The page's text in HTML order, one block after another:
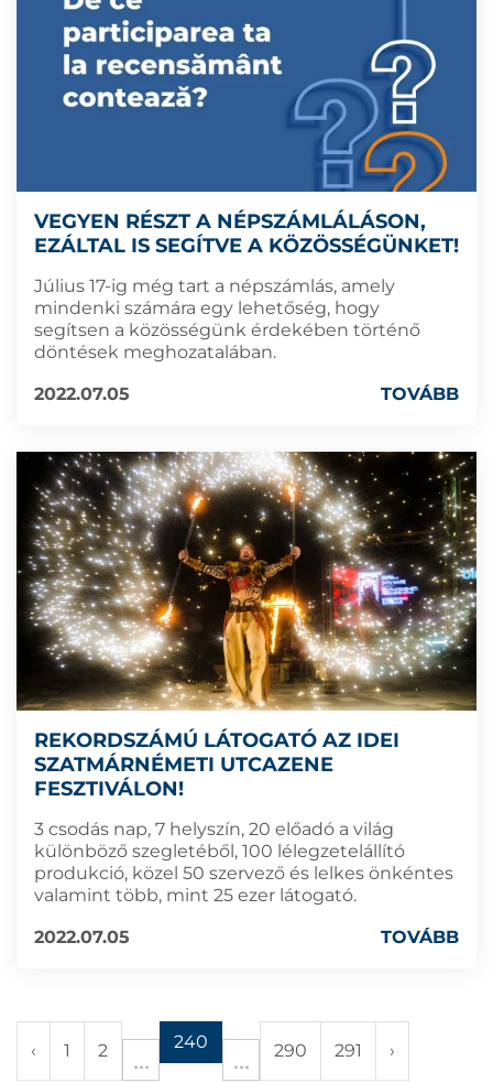
VEGYEN RÉSZT A NÉPSZÁMLÁLÁSON,
EZÁLTAL IS SEGÍTVE A KÖZÖSSÉGÜNKET!
Július 17-ig még tart a népszámlás, amely
mindenki számára egy lehetőség, hogy
segítsen a közösségünk érdekében történő
döntések meghozatalában.
2022.07.05
TOVÁBB
REKORDSZÁMÚ LÁTOGATÓ AZ IDEI
SZATMÁRNÉMETI UTCAZENE
FESZTIVÁLON!
3 csodás nap, 7 helyszín, 20 előadó a világ
különböző szegletéből, 100 lélegzetelállító
produkció, közel 50 szervező és lelkes önkéntes
valamint több, mint 25 ezer látogató.
2022.07.05
TOVÁBB
‹ 1 2 240 290 291 ›